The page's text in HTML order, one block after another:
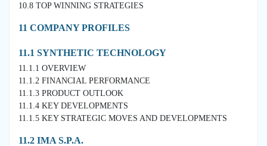
10.8 TOP WINNING STRATEGIES
11 COMPANY PROFILES
11.1 SYNTHETIC TECHNOLOGY
11.1.1 OVERVIEW
11.1.2 FINANCIAL PERFORMANCE
11.1.3 PRODUCT OUTLOOK
11.1.4 KEY DEVELOPMENTS
11.1.5 KEY STRATEGIC MOVES AND DEVELOPMENTS
11.2 IMA S.P.A.